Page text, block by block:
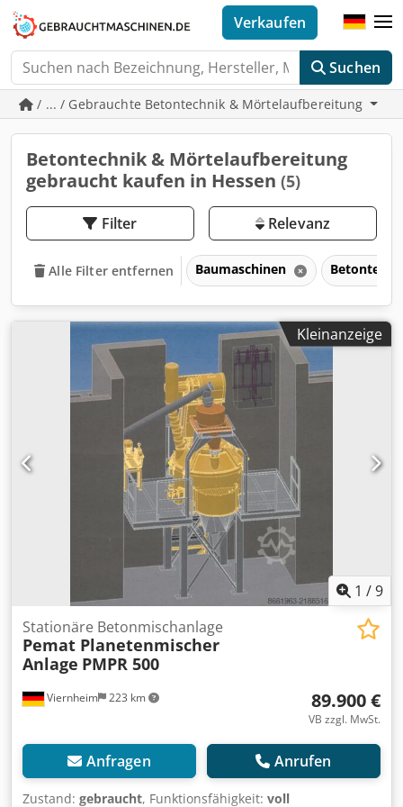
Suchen
Verkaufen
/ ... / Gebrauchte Betontechnik & Mörtelaufbereitung
Betontechnik & Mörtelaufbereitung
gebraucht kaufen in Hessen (5)
Filter Relevanz
Alle Filter entfernen Baumaschinen
Kleinanzeige
1 /9
Viernheim 223 km
Stationäre Betonmischanlage
Pemat Planetenmischer
Anlage PMPR 500
89.900 €
VB zzgl. MwSt.
Anfragen Anrufen
Zustand: gebraucht, Funktionsfähigkeit: voll